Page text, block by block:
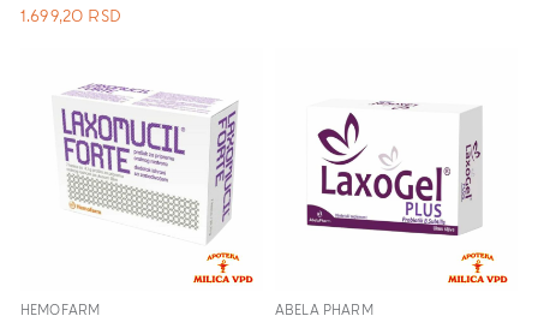
1.699,20 RSD
HEMOFARM ABELA PHARM